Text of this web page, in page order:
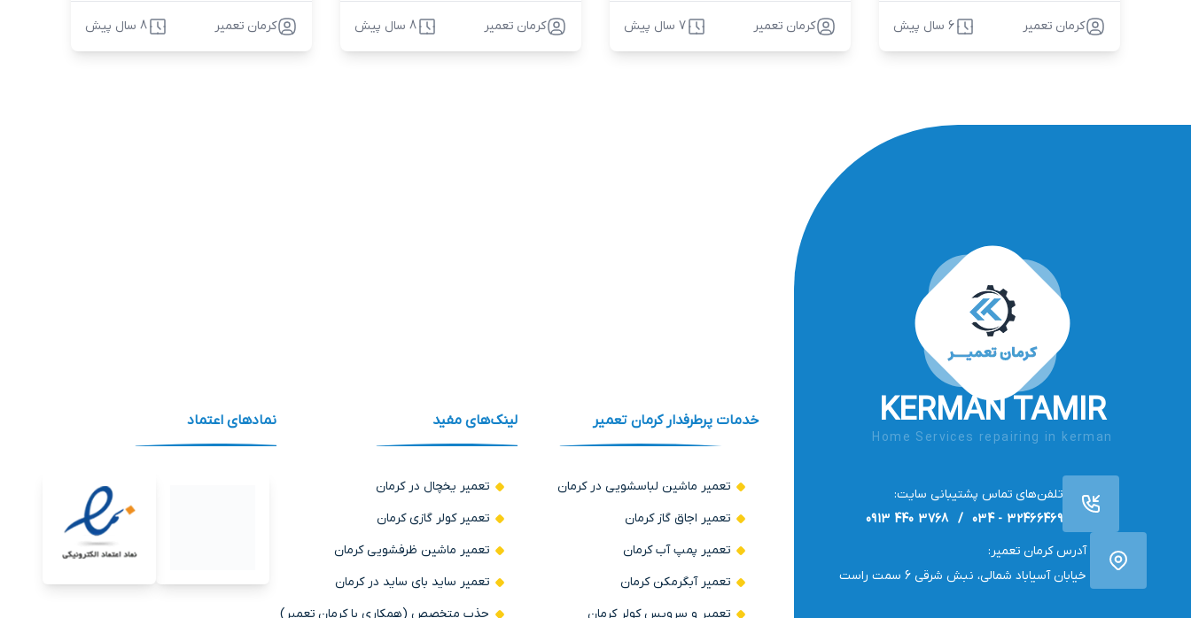
کرمان تعمیر 6 سال پیش کرمان تعمیر 7 سال پیش کرمان تعمیر 8 سال پیش کرمان تعمیر 8 سال پیش
KERMAN TAMIR
Home Services repairing in kerman
تلفن‌های تماس پشتیبانی سایت:
32466469 - 034 / 3768 440 0913
آدرس کرمان تعمیر:
خیابان آسیاباد شمالی، نبش شرقی 6 سمت راست
خدمات پرطرفدار کرمان تعمیر
تعمیر ماشین لباسشویی در کرمان
تعمیر اجاق گاز کرمان
تعمیر پمپ آب کرمان
تعمیر آبگرمکن کرمان
تعمیر و سرویس کولر کرمان
لینک‌های مفید
تعمیر یخچال در کرمان
تعمیر کولر گازی کرمان
تعمیر ماشین ظرفشویی کرمان
تعمیر ساید بای ساید در کرمان
جذب متخصص (همکاری با کرمان تعمیر)
نماد‌های اعتماد